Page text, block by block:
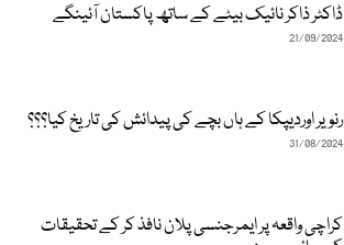
ڈاکٹر ذاکر نائیک بیٹے کے ساتھ پاکستان آئینگے
21/09/2024
رنویر اوردیپکا کے ہاں بچے کی پیدائش کی تاریخ کیا؟؟؟
31/08/2024
کراچی واقعہ پر ایمرجنسی پلان نافذ کر کے تحقیقات